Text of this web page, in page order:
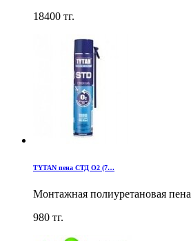
18400 тг.
TYTAN пена СТД О2 (7…
Монтажная полиуретановая
980 тг.